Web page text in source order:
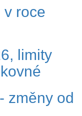
v roce
limity
změny od